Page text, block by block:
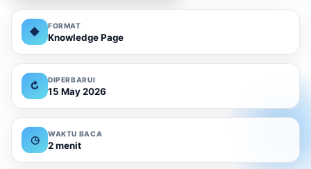
◆
FORMAT
Knowledge Page
↻
DIPERBARUI
15 May 2026
◷
WAKTU BACA
2 menit